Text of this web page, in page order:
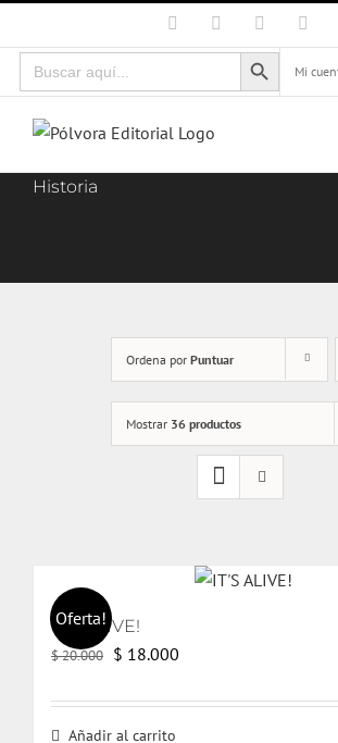
al
contenido
Facebook Instagram
Buscar:
Botón de búsqueda
Mi
Historia
Ordena por Puntuar
Mostrar 36 productos
Oferta!
IT’S ALIVE!
$20.000 El
original
$ 18.000
actual
Añadir al carrito